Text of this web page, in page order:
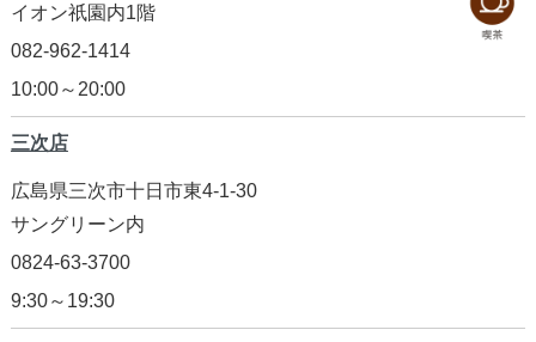
イオン祇園内1階
082-962-1414
10:00～20:00
三次店
広島県三次市十日市東4-1-30
サングリーン内
0824-63-3700
9:30～19:30